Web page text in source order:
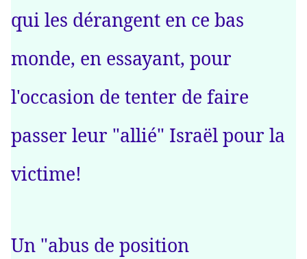
qui les dérangent en ce bas
monde, en essayant, pour
l'occasion de tenter de faire
passer leur "allié" Israël pour la
victime!
Un "abus de position